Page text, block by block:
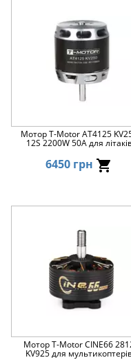
Мотор T-Motor AT4125
12S 2200W 50A для
6450 грн
Мотор T-Motor CINE66
KV925 для